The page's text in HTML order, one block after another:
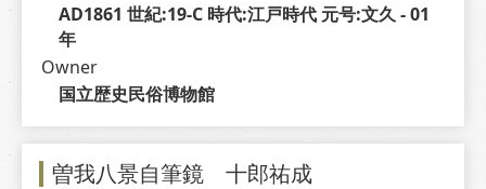
AD1861 世紀:19-C 時代:江戸時代 元号:文久 - 01
年
Owner
国立歴史民俗博物館
曽我八景自筆鏡 十郎祐成